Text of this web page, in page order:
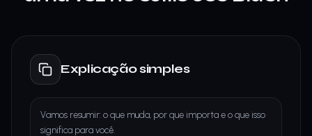
Explicação simples
Vamos resumir: o que muda, por que importa e o que isso
significa para você.